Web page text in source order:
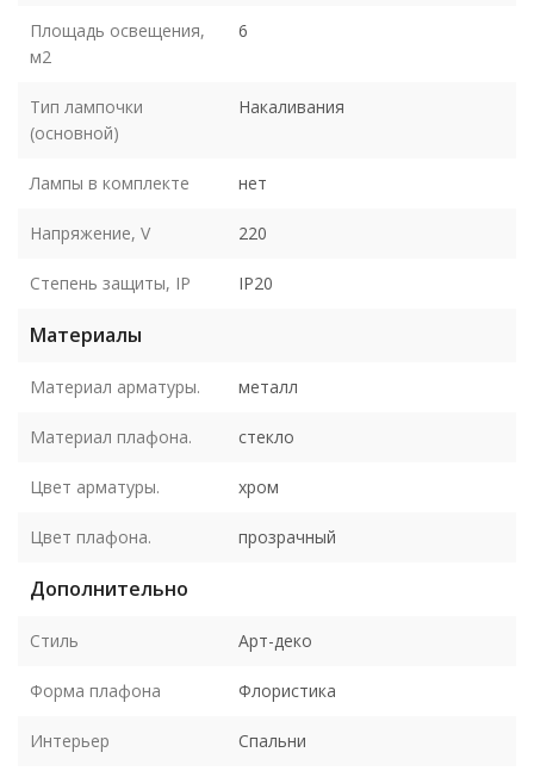
Площадь освещения,
м2
6
Тип лампочки
(основной)
Накаливания
Лампы в комплекте нет
Напряжение, V 220
Степень защиты, IP IP20
Материалы
Материал арматуры. металл
Материал плафона. стекло
Цвет арматуры. хром
Цвет плафона. прозрачный
Дополнительно
Стиль Арт-деко
Форма плафона Флористика
Интерьер Спальни